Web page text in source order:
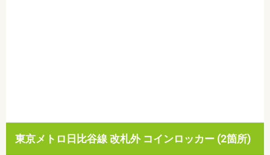
東京メトロ日比谷線 改札外 コインロッカー (2箇所)